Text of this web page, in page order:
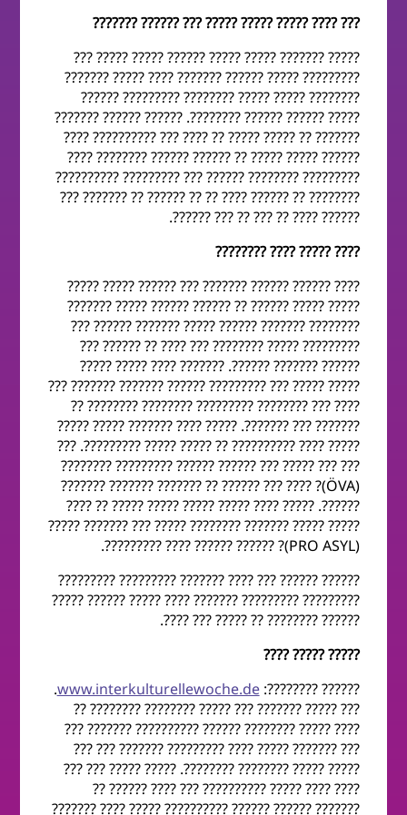
??? ???? ????? ????? ????? ??? ?????? ???????
????? ??????? ????? ????? ?????? ????? ????? ???
????????? ????? ?????? ??????? ???? ????? ???????
???????? ????? ????? ???????? ????????? ??????
????? ?????? ?????? ????????. ?????? ?????? ???????
??????? ?? ????? ????? ?? ???? ??? ?????????? ????
?????? ????? ????? ?? ?????? ?????? ???????? ????
????????? ???????? ?????? ??? ????????? ??????????
???????? ?? ?????? ???? ?? ?? ?????? ?? ??????? ???
?????? ???? ?? ??? ?? ??? ??????.
???? ????? ???? ????????
???? ?????? ?????? ??????? ??? ?????? ????? ?????
????? ????? ?????? ?? ?????? ?????? ????? ???????
???????? ??????? ?????? ????? ??????? ?????? ???
????????? ????? ???????? ??? ???? ?? ?????? ???
?????? ??????? ??????. ??????? ???? ????? ?????
????? ????? ??? ????????? ?????? ??????? ??????? ???
???? ??? ???????? ????????? ???????? ???????? ??
??????? ??? ???????. ????? ???? ??????? ????? ?????
????? ???? ?????????? ?? ????? ????? ?????????. ???
??? ??? ????? ??? ?????? ?????? ????????? ????????
(ÖVA)? ???? ??? ?????? ?? ??????? ??????? ???????
??????. ????? ???? ????? ????? ????? ????? ?? ????
????? ????? ??????? ???????? ????? ??? ??????? ?????
(PRO ASYL)? ?????? ?????? ???? ?????????.
?????? ?????? ??? ???? ??????? ????????? ?????????
????????? ????????? ??????? ???? ????? ?????? ?????
?????? ???????? ?? ????? ??? ????.
????? ????? ????
?????? ????????:
www.interkulturellewoche.de
.
??? ????? ??????? ??? ????? ???????? ???????? ??
???? ????? ???????? ?????? ?????????? ??????? ???
??? ??????? ????? ???? ????????? ??????? ??? ???
????? ????? ???????? ????????. ????? ????? ??? ???
???? ???? ????? ?????????? ??? ???? ?????? ??
??????? ?????? ?????? ?????????? ????? ???? ???????